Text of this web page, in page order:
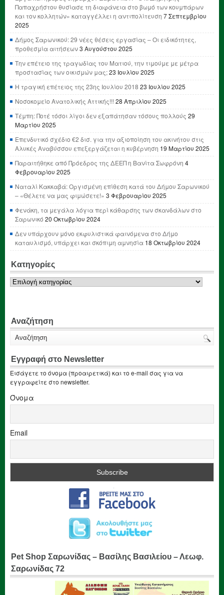
Παπαχρήστου θυσίασε τη διαφάνεια στο βωμό των κουμπάρων
και τον κολλητών» καταγγέλλει η αντιπολίτευση 7 Σεπτεμβρίου
2025
Δήμος Σαρωνικού: 29 νέες θέσεις εργασίας – Οι ειδικότητες,
προθεσμία αιτήσεων3 Αυγούστου 2025
Την επέτειο της τραγωδίας του Ματιού, την τιμούμε με μέτρα
προστασίας των οικισμών μας;23 Ιουλίου 2025
Η τραγική επέτειος της 23ης Ιουλίου 2018 23 Ιουλίου 2025
Νοσοκομείο Ανατολικής Αττικής!!! 28 Απριλίου 2025
Τέμπη: Ποτέ τόσοι λίγοι δεν εξαπάτησαν τόσους πολλούς 29
Μαρτίου 2025
Επενδυτικό σχέδιο €2 δισ. για την αξιοποίηση του ακινήτου στις
Αλυκές Αναβύσσου επεξεργάζεται η κυβέρνηση 19 Μαρτίου 2025
Παραιτήθηκε από Πρόεδρος της ΔΕΕΠ η Βανίτα Σωφρόνη 4
Φεβρουαρίου 2025
Ναταλί Κακκαβά: Οργισμένη επίθεση κατά του Δήμου Σαρωνικού
– «Θέλετε να μας φιμώσετε!» 3 Φεβρουαρίου 2025
Φενάκη, τα μεγάλα λόγια περί κάθαρσης των σκανδάλων στο
Σαρωνικό 20 Οκτωβρίου 2024
Δεν υπάρχουν μόνο εκφυλιστικά φαινόμενα στο Δήμο
καταυλισμό, υπάρχει και σκόπιμη αμνησία 18 Οκτωβρίου 2024
Κατηγορίες
Κατηγορίες
Αναζήτηση
Εγγραφή στο Newsletter
Εισάγετε το όνομα (προαιρετικά) και το e-mail σας για να
εγγραφείτε στο newsletter.
Όνομα
Email
Pet Shop Σαρωνίδας – Βασίλης Βασιλείου – Λεωφ.
Σαρωνίδας 72